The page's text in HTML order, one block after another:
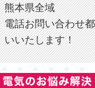
熊本県全域
電話お問い合わせ
いいたします！